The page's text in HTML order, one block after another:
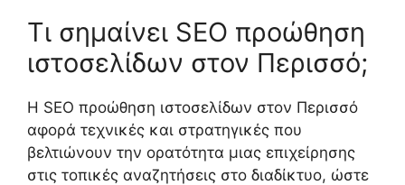
Τι σημαίνει SEO προώθηση
ιστοσελίδων στον Περισσό;
Η SEO προώθηση ιστοσελίδων στον Περισσό
αφορά τεχνικές και στρατηγικές που
βελτιώνουν την ορατότητα μιας επιχείρησης
στις τοπικές αναζητήσεις στο διαδίκτυο, ώστε